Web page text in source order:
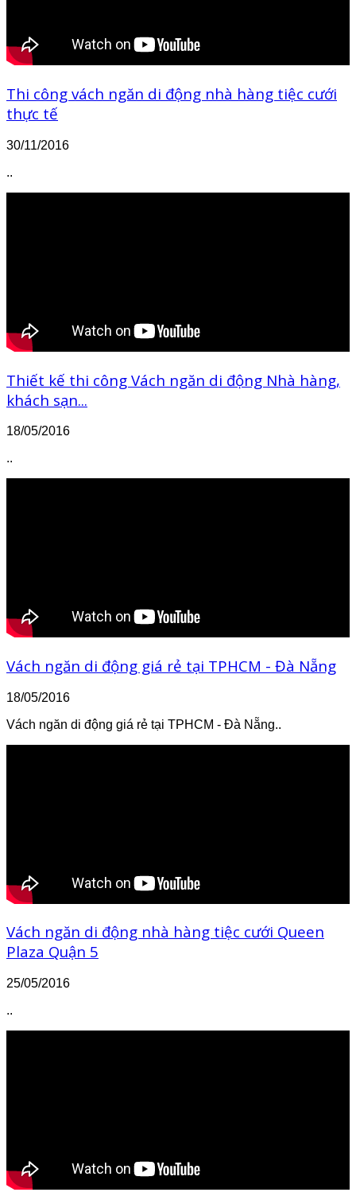
Thi công vách ngăn di động nhà hàng tiệc cưới
thực tế
30/11/2016
..
Thiết kế thi công Vách ngăn di động Nhà hàng,
khách sạn...
18/05/2016
..
Vách ngăn di động giá rẻ tại TPHCM - Đà Nẵng
18/05/2016
Vách ngăn di động giá rẻ tại TPHCM - Đà Nẵng..
Vách ngăn di động nhà hàng tiệc cưới Queen
Plaza Quận 5
25/05/2016
..